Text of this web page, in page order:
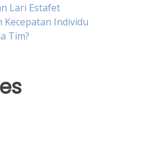
Lari Estafet
Individu
Tim?